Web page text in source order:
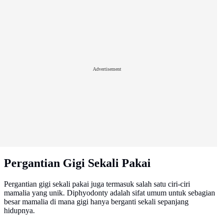
Advertisement
Pergantian Gigi Sekali Pakai
Pergantian gigi sekali pakai juga termasuk salah satu ciri-ciri
mamalia yang unik. Diphyodonty adalah sifat umum untuk sebagian
besar mamalia di mana gigi hanya berganti sekali sepanjang
hidupnya.